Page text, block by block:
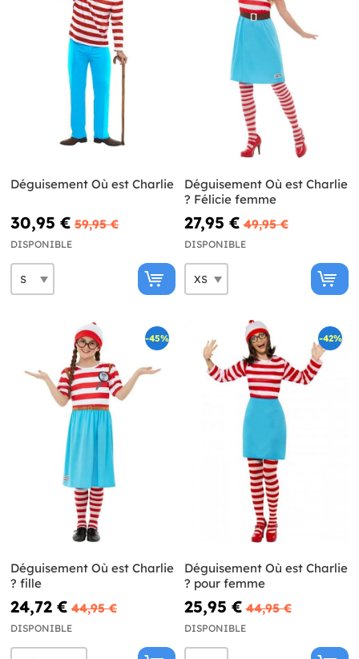
Déguisement Où est Charlie
30,95 € 59,95 €
DISPONIBLE
Déguisement Où est Charlie
? Félicie femme
27,95 € 49,95 €
DISPONIBLE
-45%
Déguisement Où est Charlie
? fille
24,72 € 44,95 €
DISPONIBLE
-42%
Déguisement Où est Charlie
? pour femme
25,95 € 44,95 €
DISPONIBLE